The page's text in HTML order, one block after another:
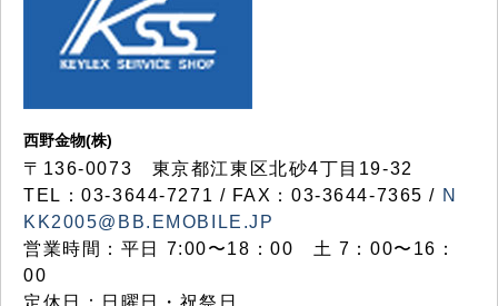
西野金物(株)
〒136-0073 東京都江東区北砂4丁目19-32
TEL：03‐3644‐7271 / FAX：03-3644-7365 / N
KK2005@BB.EMOBILE.JP
営業時間：平日 7:00〜18：00 土 7：00〜16：
00
定休日：日曜日・祝祭日